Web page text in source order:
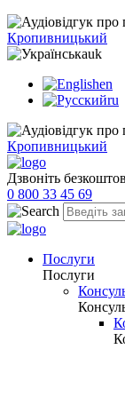
Кропивницький
uk
en
ru
Кропивницький
Дзвоніть
0 800 33 45 69
Послуги
Послуги